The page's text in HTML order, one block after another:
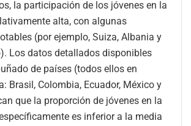
la participación de los jóvenes en la
alta, con algunas
(por ejemplo, Suiza, Albania y
Los datos detallados disponibles
de países (todos ellos en
Brasil, Colombia, Ecuador, México y
que la proporción de jóvenes en la
es inferior a la media